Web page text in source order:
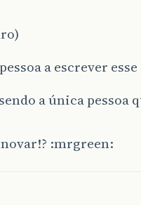
a escrever
a única pessoa
:mrgreen: